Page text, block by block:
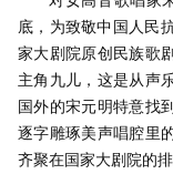
底，为致敬中国人民
家大剧院原创民族歌
主角九儿，这是从声
国外的宋元明特意找
逐字雕琢美声唱腔里
齐聚在国家大剧院的